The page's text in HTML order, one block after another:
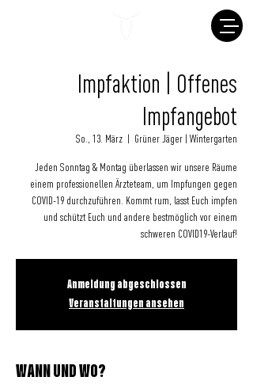
Impfaktion | Offenes
Impfangebot
So., 13. März Grüner Jäger | Wintergarten
Jeden Sonntag & Montag überlassen wir unsere Räume
einem professionellen Ärzteteam, um Impfungen gegen
COVID-19 durchzuführen. Kommt rum, lasst Euch impfen
und schützt Euch und andere bestmöglich vor einem
schweren COVID19-Verlauf!
Anmeldung abgeschlossen
Veranstaltungen ansehen
WANN UND WO?